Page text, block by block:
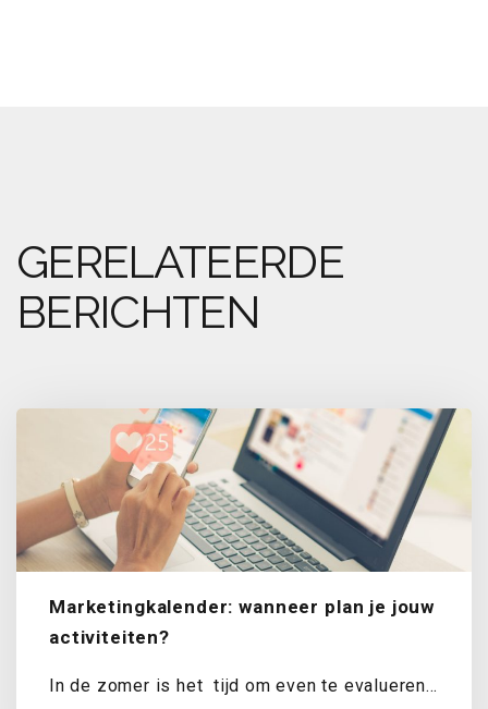
GERELATEERDE
BERICHTEN
Marketingkalender: wanneer plan je jouw
activiteiten?
In de zomer is het tijd om even te evalueren.